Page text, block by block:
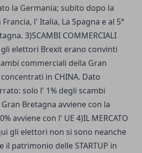
la Germania; subito dopo la
l' Italia, La Spagna e al 5°
3)SCAMBI COMMERCIALI
gli elettori Brexit erano convinti
commerciali della Gran
in CHINA. Dato
solo l' 1% degli scambi
Bretagna avviene con la
avviene con l' UE 4)IL MERCATO
qui gli elettori non si sono neanche
il patrimonio delle STARTUP in